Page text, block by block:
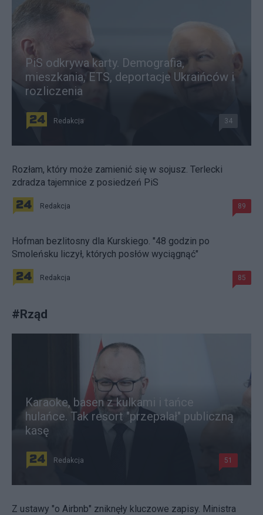
PiS odkrywa karty. Demografia,
mieszkania, ETS, deportacje Ukraińców i
rozliczenia
Redakcja 34
Rozłam, który może zamienić się w sojusz. Terlecki
zdradza tajemnice z posiedzeń PiS
Redakcja 89
Hofman bezlitosny dla Kurskiego. "48 godzin po
Smoleńsku liczył, których posłów wyciągnąć"
Redakcja 85
#Rząd
Karaoke, basen z kulkami i tańce
hulańce. Tak resort "przepalał" publiczną
kasę
Redakcja 51
Z ustawy "o Airbnb" zniknęły kluczowe zapisy. Ministra